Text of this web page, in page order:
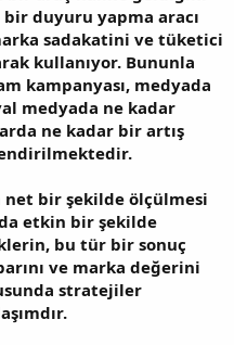
bir duyuru yapma aracı
sadakatini ve tüketici
kullanıyor. Bununla
kampanyası, medyada
medyada ne kadar
ne kadar bir artış
net bir şekilde ölçülmesi
etkin bir şekilde
bu tür bir sonuç
ve marka değerini
stratejiler